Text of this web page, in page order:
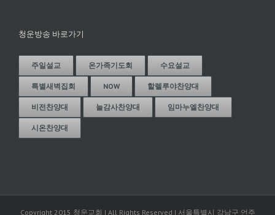
청운방송 바로가기
주일설교 온가족기도회 수요설교
특별새벽집회 NOW 할렐루야찬양대
비전찬양대 늘감사찬양대 임마누엘찬양대
시온찬양대
Copyright 2015 청운교회 | All Rights Reserved | 서울특별시 강남구 언주